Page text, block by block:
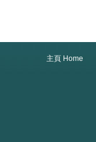
主頁 Home